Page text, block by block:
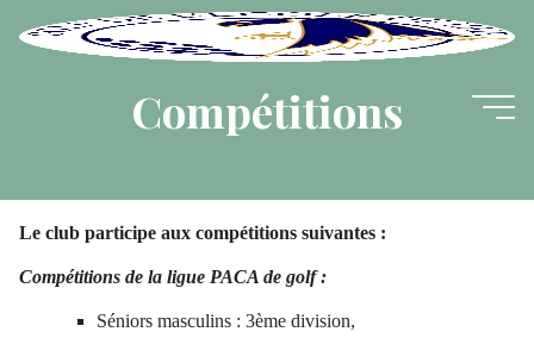
Compétitions
Le club participe aux compétitions suivantes :
Compétitions de la ligue PACA de golf :
Séniors masculins : 3ème division,